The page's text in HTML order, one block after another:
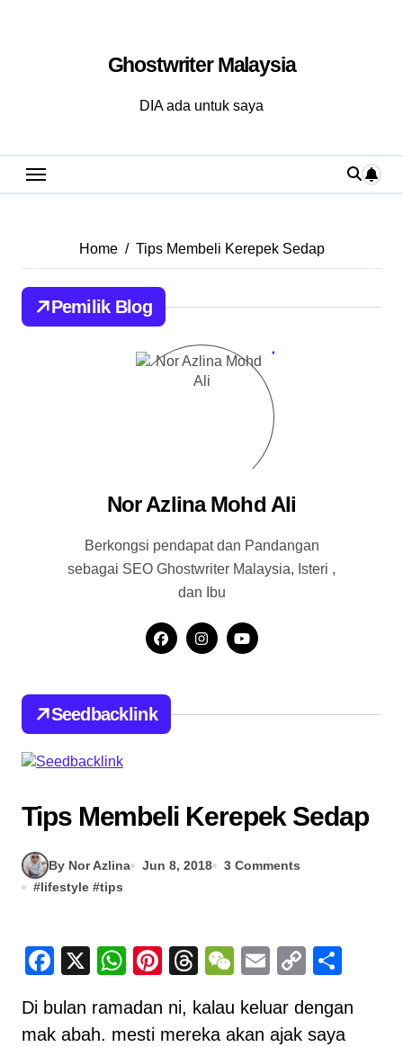
Ghostwriter Malaysia
DIA ada untuk saya
Home Tips Membeli Kerepek Sedap
Pemilik Blog
Nor Azlina Mohd Ali
Berkongsi pendapat dan Pandangan
sebagai SEO Ghostwriter Malaysia, Isteri ,
dan Ibu
Seedbacklink
Tips Membeli Kerepek Sedap
By Nor Azlina Jun 8, 2018
3 Comments
#lifestyle #tips
Facebook
X WhatsApp
Pinterest
Threads
WeChat
EmailCopy
Di bulan ramadan ni, kalau keluar dengan
mak abah. mesti mereka akan ajak saya